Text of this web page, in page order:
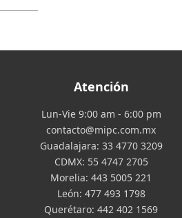
Atención
Lun-Vie 9:00 am - 6:00 pm
contacto@mipc.com.mx
Guadalajara: 33 4770 3209
CDMX: 55 4747 2705
Morelia: 443 5005 221
León: 477 493 1798
Querétaro: 442 402 1569